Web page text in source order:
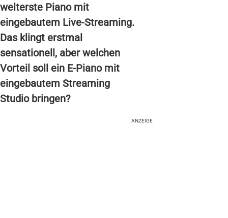
welterste Piano mit
eingebautem Live-Streaming.
Das klingt erstmal
sensationell, aber welchen
Vorteil soll ein E-Piano mit
eingebautem Streaming
Studio bringen?
ANZEIGE